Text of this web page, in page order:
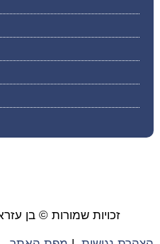
זכויות שמורות © בן עזרא